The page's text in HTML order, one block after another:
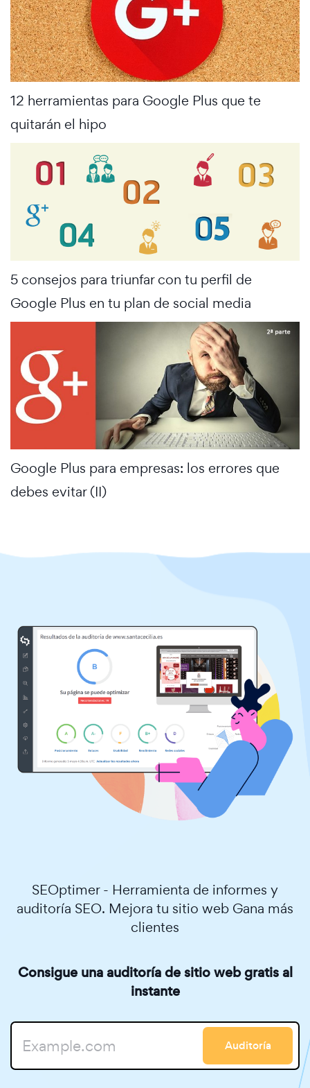
12 herramientas para Google Plus que te
quitarán el hipo
5 consejos para triunfar con tu perfil de
Google Plus en tu plan de social media
Google Plus para empresas: los errores que
debes evitar (II)
SEOptimer - Herramienta de informes y
auditoría SEO. Mejora tu sitio web Gana más
clientes
Consigue una auditoría de sitio web gratis al
instante
Auditoría